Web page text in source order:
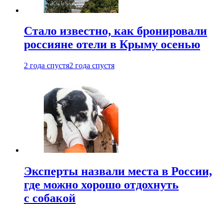
Стало известно, как бронировали
россияне отели в Крыму осенью
2 года спустя2 года спустя
Эксперты назвали места в России,
где можно хорошо отдохнуть
с собакой